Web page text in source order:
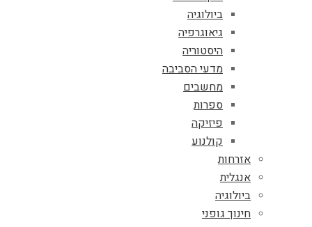
ביולוגיה
גיאוגרפיה
היסטוריה
מדעי הסביבה
מחשבים
ספרות
פיזיקה
קולנוע
אזרחות
אנגלית
ביולוגיה
חינוך גופני